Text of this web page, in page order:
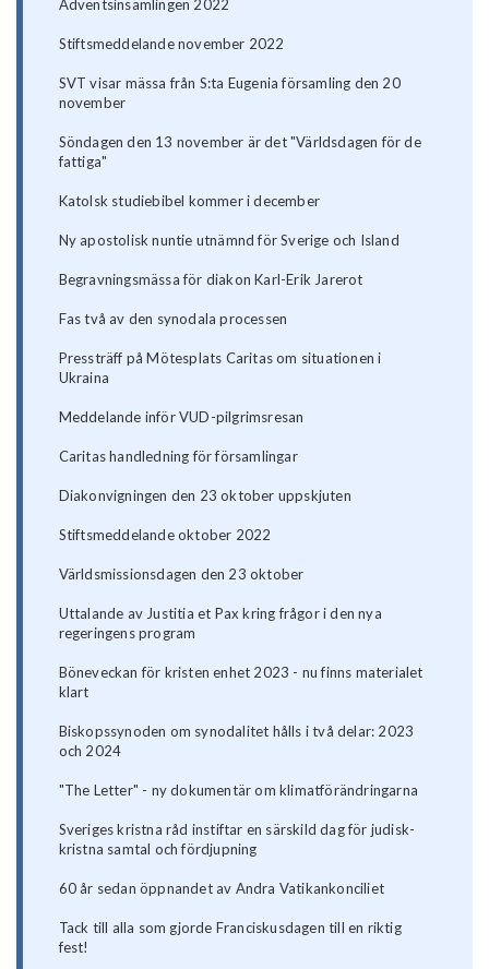
Adventsinsamlingen 2022
Stiftsmeddelande november 2022
SVT visar mässa från S:ta Eugenia församling den 20
november
Söndagen den 13 november är det "Världsdagen för de
fattiga"
Katolsk studiebibel kommer i december
Ny apostolisk nuntie utnämnd för Sverige och Island
Begravningsmässa för diakon Karl-Erik Jarerot
Fas två av den synodala processen
Pressträff på Mötesplats Caritas om situationen i
Ukraina
Meddelande inför VUD-pilgrimsresan
Caritas handledning för församlingar
Diakonvigningen den 23 oktober uppskjuten
Stiftsmeddelande oktober 2022
Världsmissionsdagen den 23 oktober
Uttalande av Justitia et Pax kring frågor i den nya
regeringens program
Böneveckan för kristen enhet 2023 - nu finns materialet
klart
Biskopssynoden om synodalitet hålls i två delar: 2023
och 2024
"The Letter" - ny dokumentär om klimatförändringarna
Sveriges kristna råd instiftar en särskild dag för judisk-
kristna samtal och fördjupning
60 år sedan öppnandet av Andra Vatikankonciliet
Tack till alla som gjorde Franciskusdagen till en riktig
fest!